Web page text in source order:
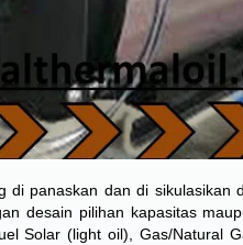
panaskan dan di sikulasikan
desain pilihan kapasitas
Solar (light oil), Gas/Natural